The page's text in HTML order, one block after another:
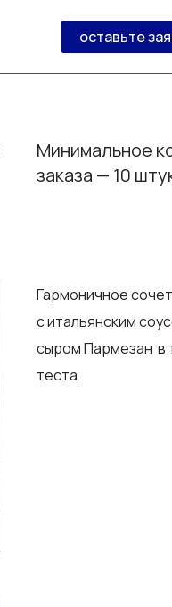
оставьте
Минимальное
заказа — 10
Гармоничное
с итальянским
сыром Пармезан в
теста